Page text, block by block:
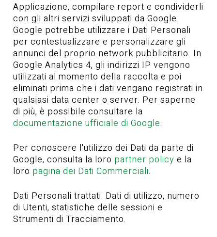
Applicazione, compilare report e condividerli
con gli altri servizi sviluppati da Google.
Google potrebbe utilizzare i Dati Personali
per contestualizzare e personalizzare gli
annunci del proprio network pubblicitario. In
Google Analytics 4, gli indirizzi IP vengono
utilizzati al momento della raccolta e poi
eliminati prima che i dati vengano registrati in
qualsiasi data center o server. Per saperne
di più, è possibile consultare la
documentazione ufficiale di Google.
Per conoscere l'utilizzo dei Dati da parte di
Google, consulta la loro partner policy e la
loro pagina dei Dati Commerciali.
Dati Personali trattati: Dati di utilizzo, numero
di Utenti, statistiche delle sessioni e
Strumenti di Tracciamento.